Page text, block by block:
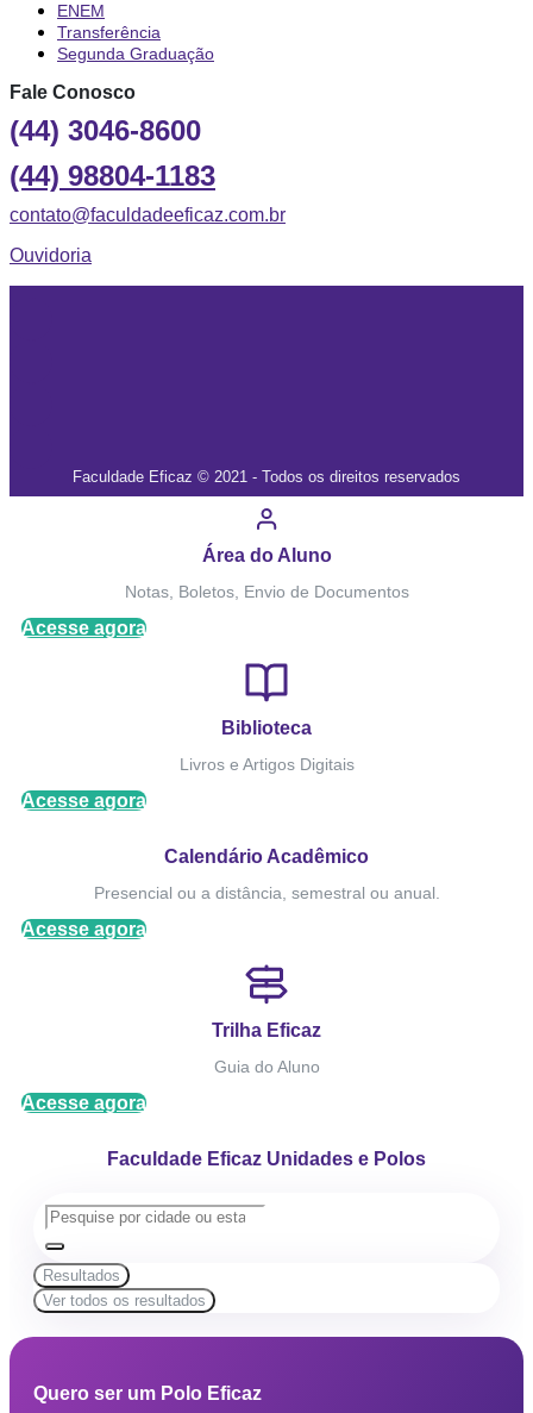
ENEM
Transferência
Segunda Graduação
Fale Conosco
(44) 3046-8600
(44) 98804-1183
contato@faculdadeeficaz.com.br
Ouvidoria
Faculdade Eficaz © 2021 - Todos os direitos reservados
Área do Aluno
Notas, Boletos, Envio de Documentos
Acesse agora
Biblioteca
Livros e Artigos Digitais
Acesse agora
Calendário Acadêmico
Presencial ou a distância, semestral ou anual.
Acesse agora
Trilha Eficaz
Guia do Aluno
Acesse agora
Faculdade Eficaz Unidades e Polos
Resultados
Ver todos os resultados
Quero ser um Polo Eficaz